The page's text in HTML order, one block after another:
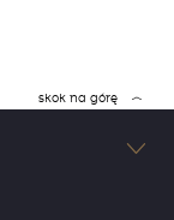
skok na górę